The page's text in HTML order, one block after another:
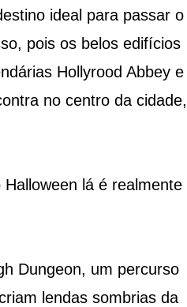
ideal para passar o
pois os belos edifícios
Hollyrood Abbey
no centro da cidade,
lá é realmente
Dungeon, um percurso
lendas sombrias da